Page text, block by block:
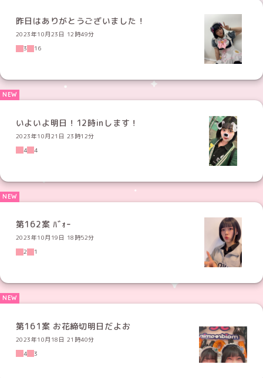
昨日はありがとうございました！
2023年10月23日 12時49分
3
16
いよいよ明日！12時inします！
2023年10月21日 23時12分
4
4
第162案 ﾊﾞｫｰ
2023年10月19日 18時52分
2
1
第161案 お花締切明日だよお
2023年10月18日 21時40分
4
3